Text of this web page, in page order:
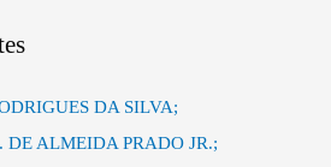
DA SILVA;
DE ALMEIDA PRADO JR.;